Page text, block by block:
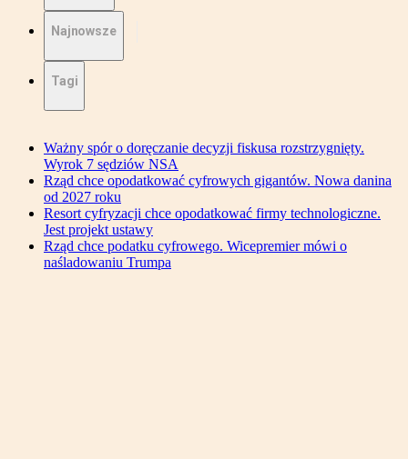
Najnowsze
Tagi
Ważny spór o doręczanie decyzji fiskusa rozstrzygnięty.
Wyrok 7 sędziów NSA
Rząd chce opodatkować cyfrowych gigantów. Nowa danina
od 2027 roku
Resort cyfryzacji chce opodatkować firmy technologiczne.
Jest projekt ustawy
Rząd chce podatku cyfrowego. Wicepremier mówi o
naśladowaniu Trumpa